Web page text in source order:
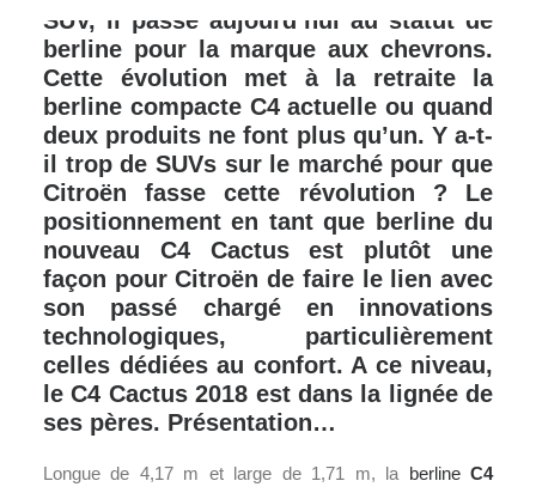
SUV, il passe aujourd’hui au statut de
berline pour la marque aux chevrons.
Cette évolution met à la retraite la
berline compacte C4 actuelle ou quand
deux produits ne font plus qu’un. Y a-t-
il trop de SUVs sur le marché pour que
Citroën fasse cette révolution ? Le
positionnement en tant que berline du
nouveau C4 Cactus est plutôt une
façon pour Citroën de faire le lien avec
son passé chargé en innovations
technologiques, particulièrement
celles dédiées au confort. A ce niveau,
le C4 Cactus 2018 est dans la lignée de
ses pères. Présentation…
Longue de 4,17 m et large de 1,71 m, la berline C4